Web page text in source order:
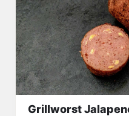
Grillworst